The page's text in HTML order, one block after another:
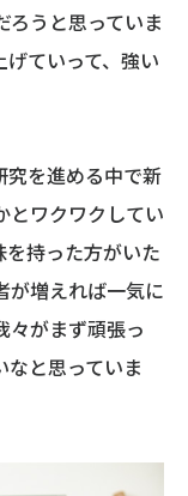
ろうと思っていま
ていって、強い
究を進める中で新
とワクワクしてい
を持った方がいた
が増えれば一気に
々がまず頑張っ
と思っていま